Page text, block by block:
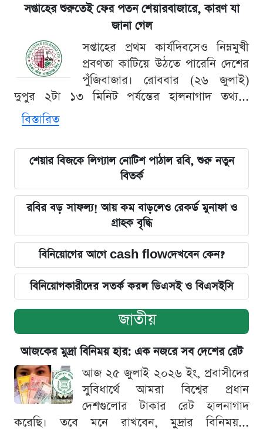
সপ্তাহের শুরুতেই ফের পতন শেয়ারবাজারে, কারণ যা
জানা গেল
সপ্তাহের প্রথম কার্যদিবসেও নিম্নমুখী
প্রবণতা কাটিয়ে উঠতে পারেনি দেশের
পুঁজিবাজার। রোববার (২৬ জুলাই)
দুপুর ২টা ১৩ মিনিট পর্যন্তের হালনাগাদ তথ্য...
বিস্তারিত
শেয়ার বিজকে লিগ্যাল নোটিশ পাঠাল রবি, শুরু নতুন
বিতর্ক
রবির বড় সাফল্য! আয় কম বাড়লেও রেকর্ড মুনাফা ও
গ্রাহক বৃদ্ধি
বিনিয়োগের আগে cash flowদেখবেন কেন?
বিনিয়োগকারীদের সতর্ক করল ডিএসই ও বিএসইসি
জাতীয়
আজকের মুদ্রা বিনিময় হার: এক নজরে সব দেশের রেট
আজ ২৫ জুলাই ২০২৬ ইং, প্রবাসীদের
সুবিধার্থে আমরা বিশ্বের প্রধান
দেশগুলোর টাকার রেট হালনাগাদ
করেছি। তবে মনে রাখবেন, মুদ্রার বিনিময়...